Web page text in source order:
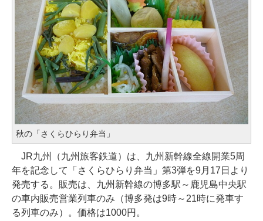
秋の「さくらひらり弁当」
JR九州（九州旅客鉄道）は、九州新幹線全線開業5周
年を記念して「さくらひらり弁当」第3弾を9月17日より
発売する。販売は、九州新幹線の博多駅～鹿児島中央駅
の車内販売営業列車のみ（博多発は9時～21時に発車す
る列車のみ）。価格は1000円。